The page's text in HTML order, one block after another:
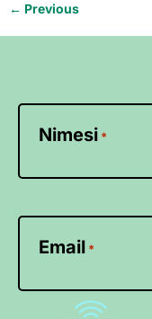
← Previous
Nimesi *
Email *